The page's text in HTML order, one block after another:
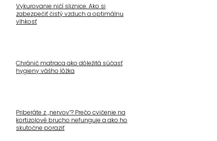
Vykurovanie ničí sliznice. Ako si
zabezpečiť čistý vzduch a optimálnu
vlhkosť
Chránič matraca ako dôležitá súčasť
hygieny vášho lôžka
Priberáte z „nervov“? Prečo cvičenie na
kortizolové brucho nefunguje a ako ho
skutočne poraziť